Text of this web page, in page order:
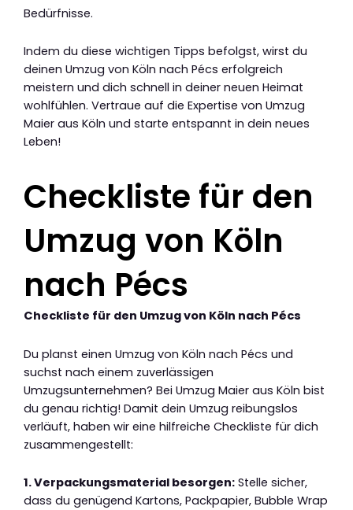
Bedürfnisse.
Indem du diese wichtigen Tipps befolgst, wirst du
deinen Umzug von Köln nach Pécs erfolgreich
meistern und dich schnell in deiner neuen Heimat
wohlfühlen. Vertraue auf die Expertise von Umzug
Maier aus Köln und starte entspannt in dein neues
Leben!
Checkliste für den
Umzug von Köln
nach Pécs
Checkliste für den Umzug von Köln nach Pécs
Du planst einen Umzug von Köln nach Pécs und
suchst nach einem zuverlässigen
Umzugsunternehmen? Bei Umzug Maier aus Köln bist
du genau richtig! Damit dein Umzug reibungslos
verläuft, haben wir eine hilfreiche Checkliste für dich
zusammengestellt:
1. Verpackungsmaterial besorgen: Stelle sicher,
dass du genügend Kartons, Packpapier, Bubble Wrap